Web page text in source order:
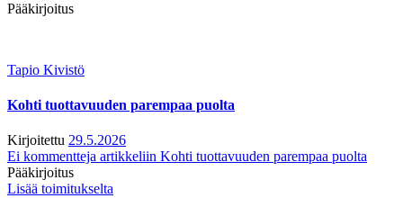
Pääkirjoitus
Tapio Kivistö
Kohti tuottavuuden parempaa puolta
Kirjoitettu 29.5.2026
Ei kommentteja artikkeliin Kohti tuottavuuden parempaa puolta
Pääkirjoitus
Lisää toimitukselta